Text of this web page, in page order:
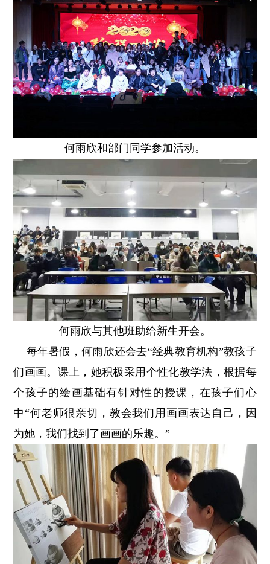
何雨欣和部门同学参加活动。
何雨欣与其他班助给新生开会。
每年暑假，何雨欣还会去“经典教育机构”教孩子
们画画。课上，她积极采用个性化教学法，根据每
个孩子的绘画基础有针对性的授课，在孩子们心
中“何老师很亲切，教会我们用画画表达自己，因
为她，我们找到了画画的乐趣。”